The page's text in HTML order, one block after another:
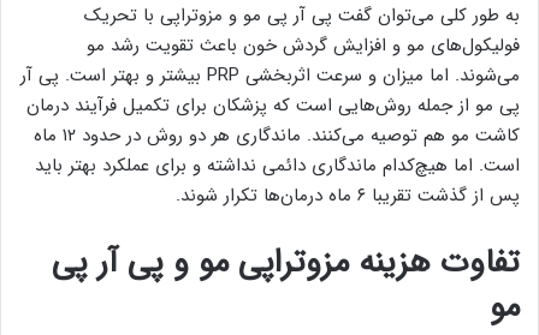
به طور کلی می‌توان گفت پی آر پی مو و مزوتراپی با تحریک
فولیکول‌های مو و افزایش گردش خون باعث تقویت رشد مو
می‌شوند. اما میزان و سرعت اثربخشی PRP بیشتر و بهتر است. پی آر
پی مو از جمله روش‌هایی است که پزشکان برای تکمیل فرآیند درمان
کاشت مو هم توصیه می‌کنند. ماندگاری هر دو روش در حدود ۱۲ ماه
است. اما هیچ‌کدام ماندگاری دائمی نداشته و برای عملکرد بهتر باید
پس از گذشت تقریبا ۶ ماه درمان‌ها تکرار شوند.
تفاوت هزینه مزوتراپی مو و پی آر پی
مو